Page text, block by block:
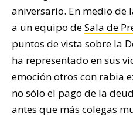
aniversario. En medio de
a un equipo deSala de
puntos de vista sobre la
ha representado en sus
emoción otros con rabia
no sólo el pago de la
antes que más colegas